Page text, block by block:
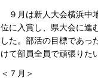
９月は新人大会横浜中
位に入賞し、県大会に進
した。部活の目標であっ
けて部員全員で頑張りた
＜７月＞